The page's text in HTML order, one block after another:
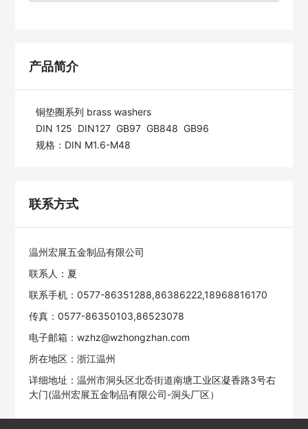
产品简介
铜垫圈系列 brass washers
DIN 125  DIN127  GB97  GB848  GB96
规格：DIN M1.6-M48
联系方式
温州宏展五金制品有限公司
联系人：夏
联系手机：0577-86351288,86386222,18968816170
传真：0577-86350103,86523078
电子邮箱：wzhz@wzhongzhan.com
所在地区：浙江温州
详细地址：温州市洞头区北岙街道南塘工业区凝香路3号右
大门(温州宏展五金制品有限公司-洞头厂区）